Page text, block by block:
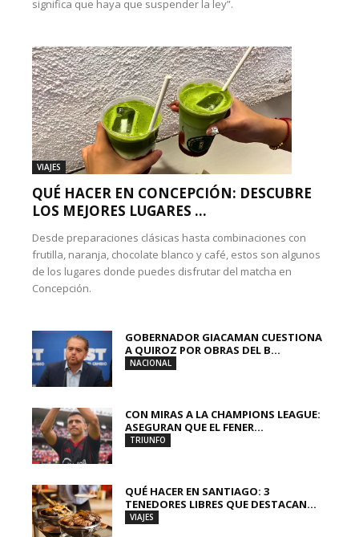
significa que haya que suspender la ley”.
VIAJES
QUÉ HACER EN CONCEPCIÓN: DESCUBRE
LOS MEJORES LUGARES ...
Desde preparaciones clásicas hasta combinaciones con
frutilla, naranja, chocolate blanco y café, estos son algunos
de los lugares donde puedes disfrutar del matcha en
Concepción.
GOBERNADOR GIACAMAN CUESTIONA
A QUIROZ POR OBRAS DEL B...
NACIONAL
CON MIRAS A LA CHAMPIONS LEAGUE:
ASEGURAN QUE EL FENER...
TRIUNFO
QUÉ HACER EN SANTIAGO: 3
TENEDORES LIBRES QUE DESTACAN...
VIAJES